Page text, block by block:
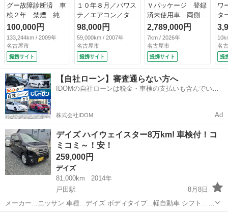
グー故障診断済 車
検２年 禁煙 純正
オーディオ プッシ
ュスタート スマー
トキー 両スライド
ドア エアコン エ
アバッグ 電格ミラ
ー パワーウインド
ウ ベンチシート
フルフラット 取説
（なし）
100,000円
133,244km / 2009年
名古屋市
提携サイト
１０年８月／パワス
テ／エアコン／タイ
ミングチェーン車両
（検10.8）
98,000円
59,000km / 2007年
名古屋市
提携サイト
Ｖパッケージ 登録
済未使用車 両側電
動スライドドア 衝
突被害軽減ブレー
キ コーナーセンサ
ー スマートキー
アイドリングストッ
プ アダクティブク
ルーズコントロー
ル ＬＥＤヘッドラ
2,789,000円
7km / 2026年
名古屋市
提携サイト
ワ
タ
用
イ
イ
両
被
Ｃ
報
名
提
【自社ローン】審査通らない方へ
IDOMの自社ローンは税金・車検の支払いも含んでいる
株式会社IDOM Ad
デイズ ハイウェイスター8万km! 車検付！コ
ミコミ～！安！
259,000円
デイズ
81,000km
2014年
戸田駅
8月8日
メーカー...ニッサン 車種...デイズ ボディタイプ...軽自動車 シフト…オ
ートマ エンジン...ガソリン 駆動式...2WD 年式…平成26年/2014 型